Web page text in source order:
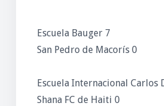
Escuela Bauger 7
San Pedro de Macorís 0
Escuela Internacional Carlos
Shana FC de Haiti 0